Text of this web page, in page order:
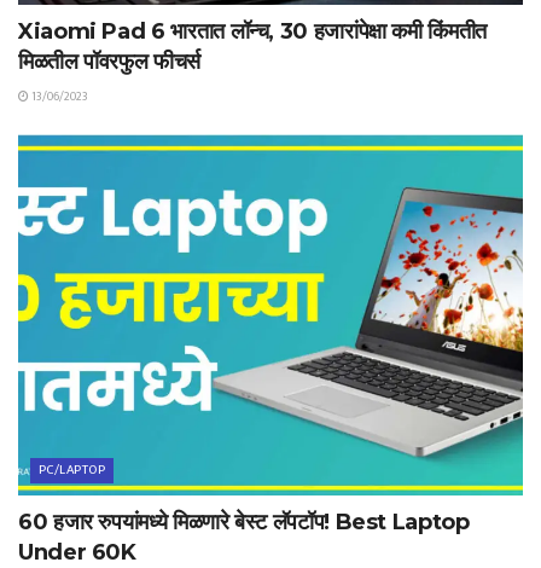
Xiaomi Pad 6 भारतात लॉन्च, 30 हजारांपेक्षा कमी किंमतीत
मिळतील पॉवरफुल फीचर्स
13/06/2023
PC/LAPTOP
60 हजार रुपयांमध्ये मिळणारे बेस्ट लॅपटॉप! Best Laptop
Under 60K